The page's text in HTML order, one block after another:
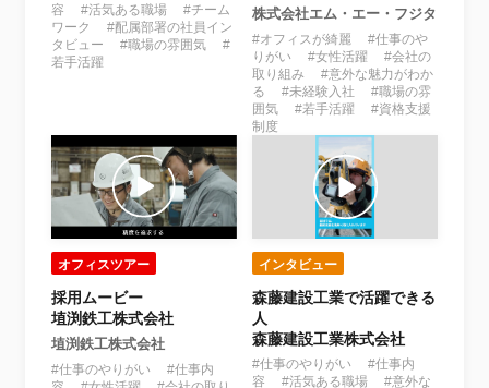
容 #活気ある職場 #チーム
ワーク #配属部署の社員イン
タビュー #職場の雰囲気 #
若手活躍
株式会社エム・エー・フジタ
#オフィスが綺麗 #仕事のや
りがい #女性活躍 #会社の
取り組み #意外な魅力がわか
る #未経験入社 #職場の雰
囲気 #若手活躍 #資格支援
制度
オフィスツアー
採用ムービー
埴渕鉄工株式会社
埴渕鉄工株式会社
#仕事のやりがい #仕事内
インタビュー
森藤建設工業で活躍できる
人
森藤建設工業株式会社
#仕事のやりがい #仕事内
容 #活気ある職場 #意外な